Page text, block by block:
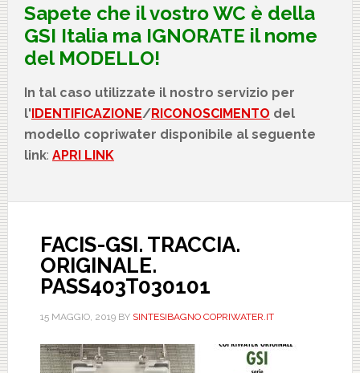
Sapete che il vostro WC è della
GSI Italiama IGNORATE il nome
del MODELLO!
In tal caso utilizzate il nostro servizio per
l'IDENTIFICAZIONE/RICONOSCIMENTO del
modello copriwater disponibile al seguente
link: APRI LINK
FACIS-GSI. TRACCIA.
ORIGINALE.
PASS403T030101
15 MAGGIO, 2019BY SINTESIBAGNO COPRIWATER.IT